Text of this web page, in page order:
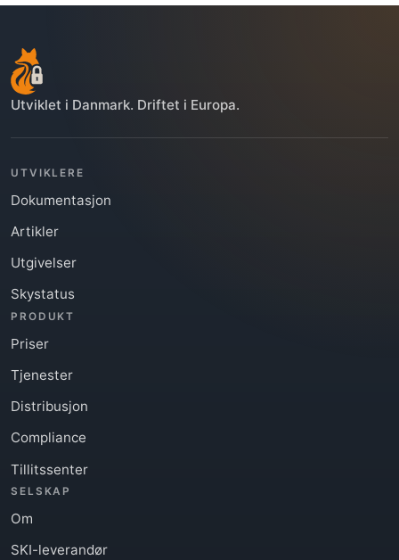
Utviklet i Danmark. Driftet i Europa.
UTVIKLERE
Dokumentasjon
Artikler
Utgivelser
Skystatus
PRODUKT
Priser
Tjenester
Distribusjon
Compliance
Tillitssenter
SELSKAP
Om
SKI-leverandør